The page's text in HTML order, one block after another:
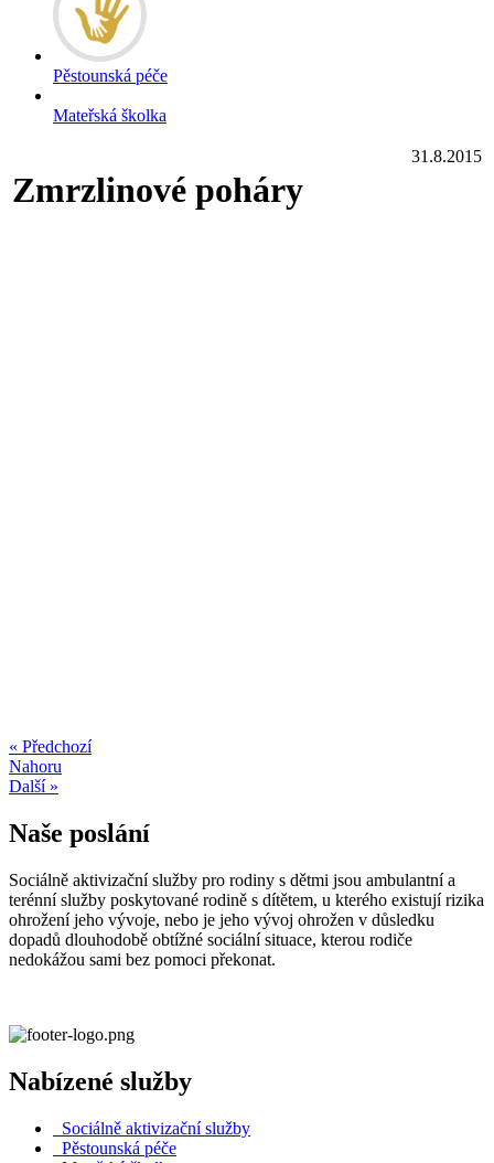
Pěstounská péče
Mateřská školka
Zmrzlinové poháry
31.8.2015
« Předchozí
Nahoru
Další »
Naše poslání
Sociálně aktivizační služby pro rodiny s dětmi jsou ambulantní a
terénní služby poskytované rodině s dítětem, u kterého existují rizika
ohrožení jeho vývoje, nebo je jeho vývoj ohrožen v důsledku
dopadů dlouhodobě obtížné sociální situace, kterou rodiče
nedokážou sami bez pomoci překonat.
Nabízené služby
Sociálně aktivizační služby
Pěstounská péče